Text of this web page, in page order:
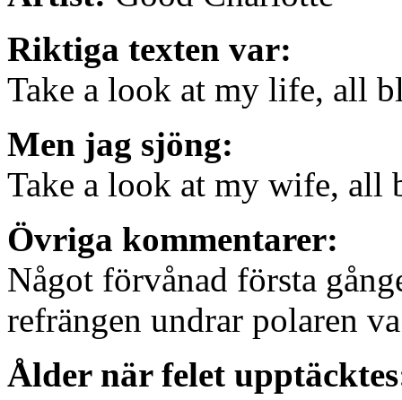
Riktiga texten var:
Take a look at my life, all
Men jag sjöng:
Take a look at my wife, all
Övriga kommentarer:
Något förvånad första
refrängen undrar polaren
Ålder när felet